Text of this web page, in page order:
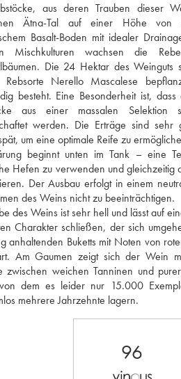
aus deren Trauben dieser
Ätna-Tal auf einer Höhe
Basalt-Boden mit idealer
Mischkulturen wachsen die
Die 24 Hektar des Weinguts
Rebsorte Nerello Mascalese
besteht. Eine Besonderheit ist,
aus einer massalen Selektion
werden. Die Erträge sind
um eine optimale Reife zu
beginnt unten im Tank – eine
Hefen zu verwenden und gleichzeitig
Der Ausbau erfolgt in einem
des Weins nicht zu beeinträchtigen.
des Weins ist sehr hell und lässt auf
Charakter schließen, der sich
anhaltenden Buketts mit Noten von
Am Gaumen zeigt sich der Wein
zwischen weichen Tanninen und
dem es leider nur 15.000
96